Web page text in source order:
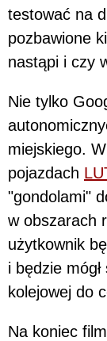
testować na
pozbawione
nastąpi i czy
Nie tylko
miejskiego.
pojazdach
"gondolami"
w obszarach
użytkownik
i będzie
kolejowej do
Na koniec